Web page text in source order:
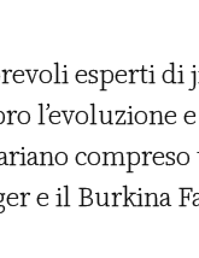
esperti di
l’evoluzione
compreso
e il Burkina